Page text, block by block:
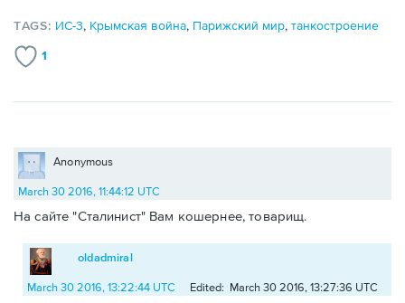
TAGS: ИС-3, Крымская война, Парижский мир,танкостроение
1
Anonymous
March 30 2016, 11:44:12 UTC
На сайте "Сталинист" Вам кошернее, товарищ.
oldadmiral
March 30 2016, 13:22:44 UTC Edited: March 30 2016, 13:27:36 UTC